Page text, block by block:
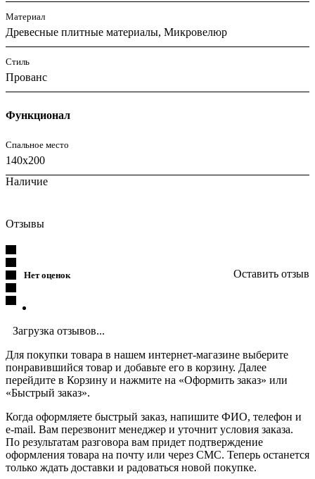
Материал
Древесные плитные материалы, Микровелюр
Стиль
Прованс
Функционал
Спальное место
140x200
Наличие
Отзывы
Нет оценок Оставить отзыв
Загрузка отзывов...
Для покупки товара в нашем интернет-магазине выберите
понравившийся товар и добавьте его в корзину. Далее
перейдите в Корзину и нажмите на «Оформить заказ» или
«Быстрый заказ».
Когда оформляете быстрый заказ, напишите ФИО, телефон и
e-mail. Вам перезвонит менеджер и уточнит условия заказа.
По результатам разговора вам придет подтверждение
оформления товара на почту или через СМС. Теперь останется
только ждать доставки и радоваться новой покупке.